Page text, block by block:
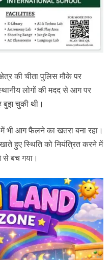
की चीता पुलिस मौके पर
लोगों की मदद से आग पर
बुझ चुकी थी।
भी आग फैलने का खतरा बना रहा।
हुए स्थिति को नियंत्रित करने में
से बच गया।